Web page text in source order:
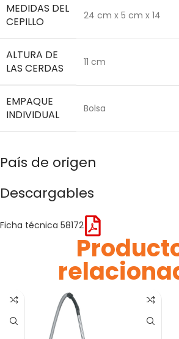
MEDIDAS DEL
CEPILLO
24 cm x 5 cm x 14
ALTURA DE
LAS CERDAS
11 cm
EMPAQUE
INDIVIDUAL
Bolsa
País de origen
Descargables
Ficha técnica 58172